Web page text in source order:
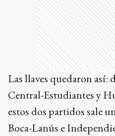
Las llaves quedaron así:
Central-Estudiantes y
estos dos partidos sale
Boca-Lanús e